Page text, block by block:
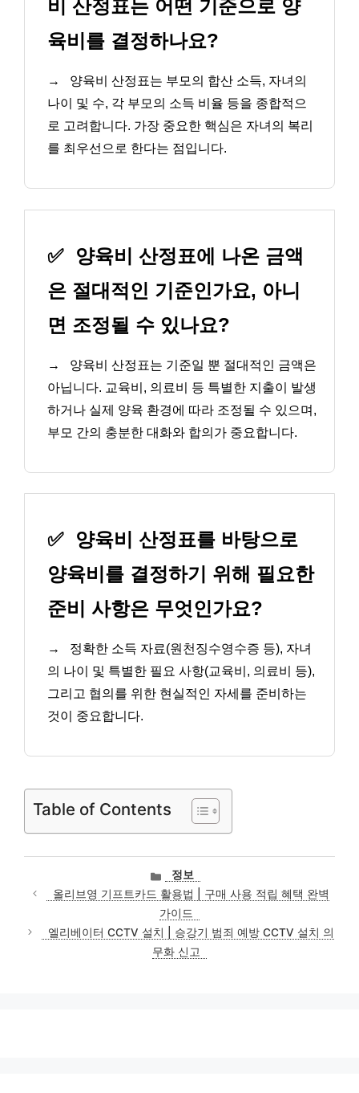
비 산정표는 어떤 기준으로 양
육비를 결정하나요?
→
양육비 산정표는 부모의 합산 소득, 자녀의
나이 및 수, 각 부모의 소득 비율 등을 종합적으
로 고려합니다. 가장 중요한 핵심은 자녀의 복리
를 최우선으로 한다는 점입니다.
✅
양육비 산정표에 나온 금액
은 절대적인 기준인가요, 아니
면 조정될 수 있나요?
→
양육비 산정표는 기준일 뿐 절대적인 금액은
아닙니다. 교육비, 의료비 등 특별한 지출이 발생
하거나 실제 양육 환경에 따라 조정될 수 있으며,
부모 간의 충분한 대화와 합의가 중요합니다.
✅
양육비 산정표를 바탕으로
양육비를 결정하기 위해 필요한
준비 사항은 무엇인가요?
→
정확한 소득 자료(원천징수영수증 등), 자녀
의 나이 및 특별한 필요 사항(교육비, 의료비 등),
그리고 협의를 위한 현실적인 자세를 준비하는
것이 중요합니다.
Table of Contents
카
테
고
리
정보
올리브영 기프트카드 활용법 | 구매 사용 적립 혜택 완벽
가이드
엘리베이터 CCTV 설치 | 승강기 범죄 예방 CCTV 설치 의
무화 신고